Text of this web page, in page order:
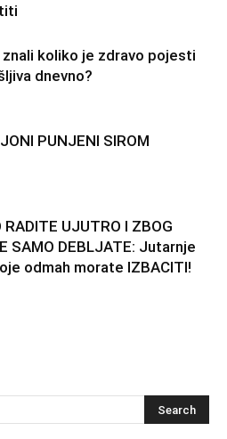
znali koliko je zdravo pojesti
dnevno?
PUNJENI SIROM
RADITE UJUTRO I ZBOG
SAMO DEBLJATE: Jutarnje
odmah morate IZBACITI!